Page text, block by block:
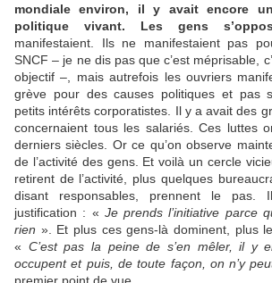
mondiale environ, il y avait encore
politique vivant. Les gens
manifestaient. Ils ne manifestaient pas
SNCF – je ne dis pas que c’est méprisable,
objectif –, mais autrefois les ouvriers
grève pour des causes politiques et pas
petits intérêts corporatistes. Il y a avait des
concernaient tous les salariés. Ces luttes
derniers siècles. Or ce qu’on observe
de l’activité des gens. Et voilà un cercle
retirent de l’activité, plus quelques
disant responsables, prennent le pas.
justification : « Je prends l’initiative parce
rien ». Et plus ces gens-là dominent, plus
« C’est pas la peine de s’en mêler, il y
occupent et puis, de toute façon, on n’y